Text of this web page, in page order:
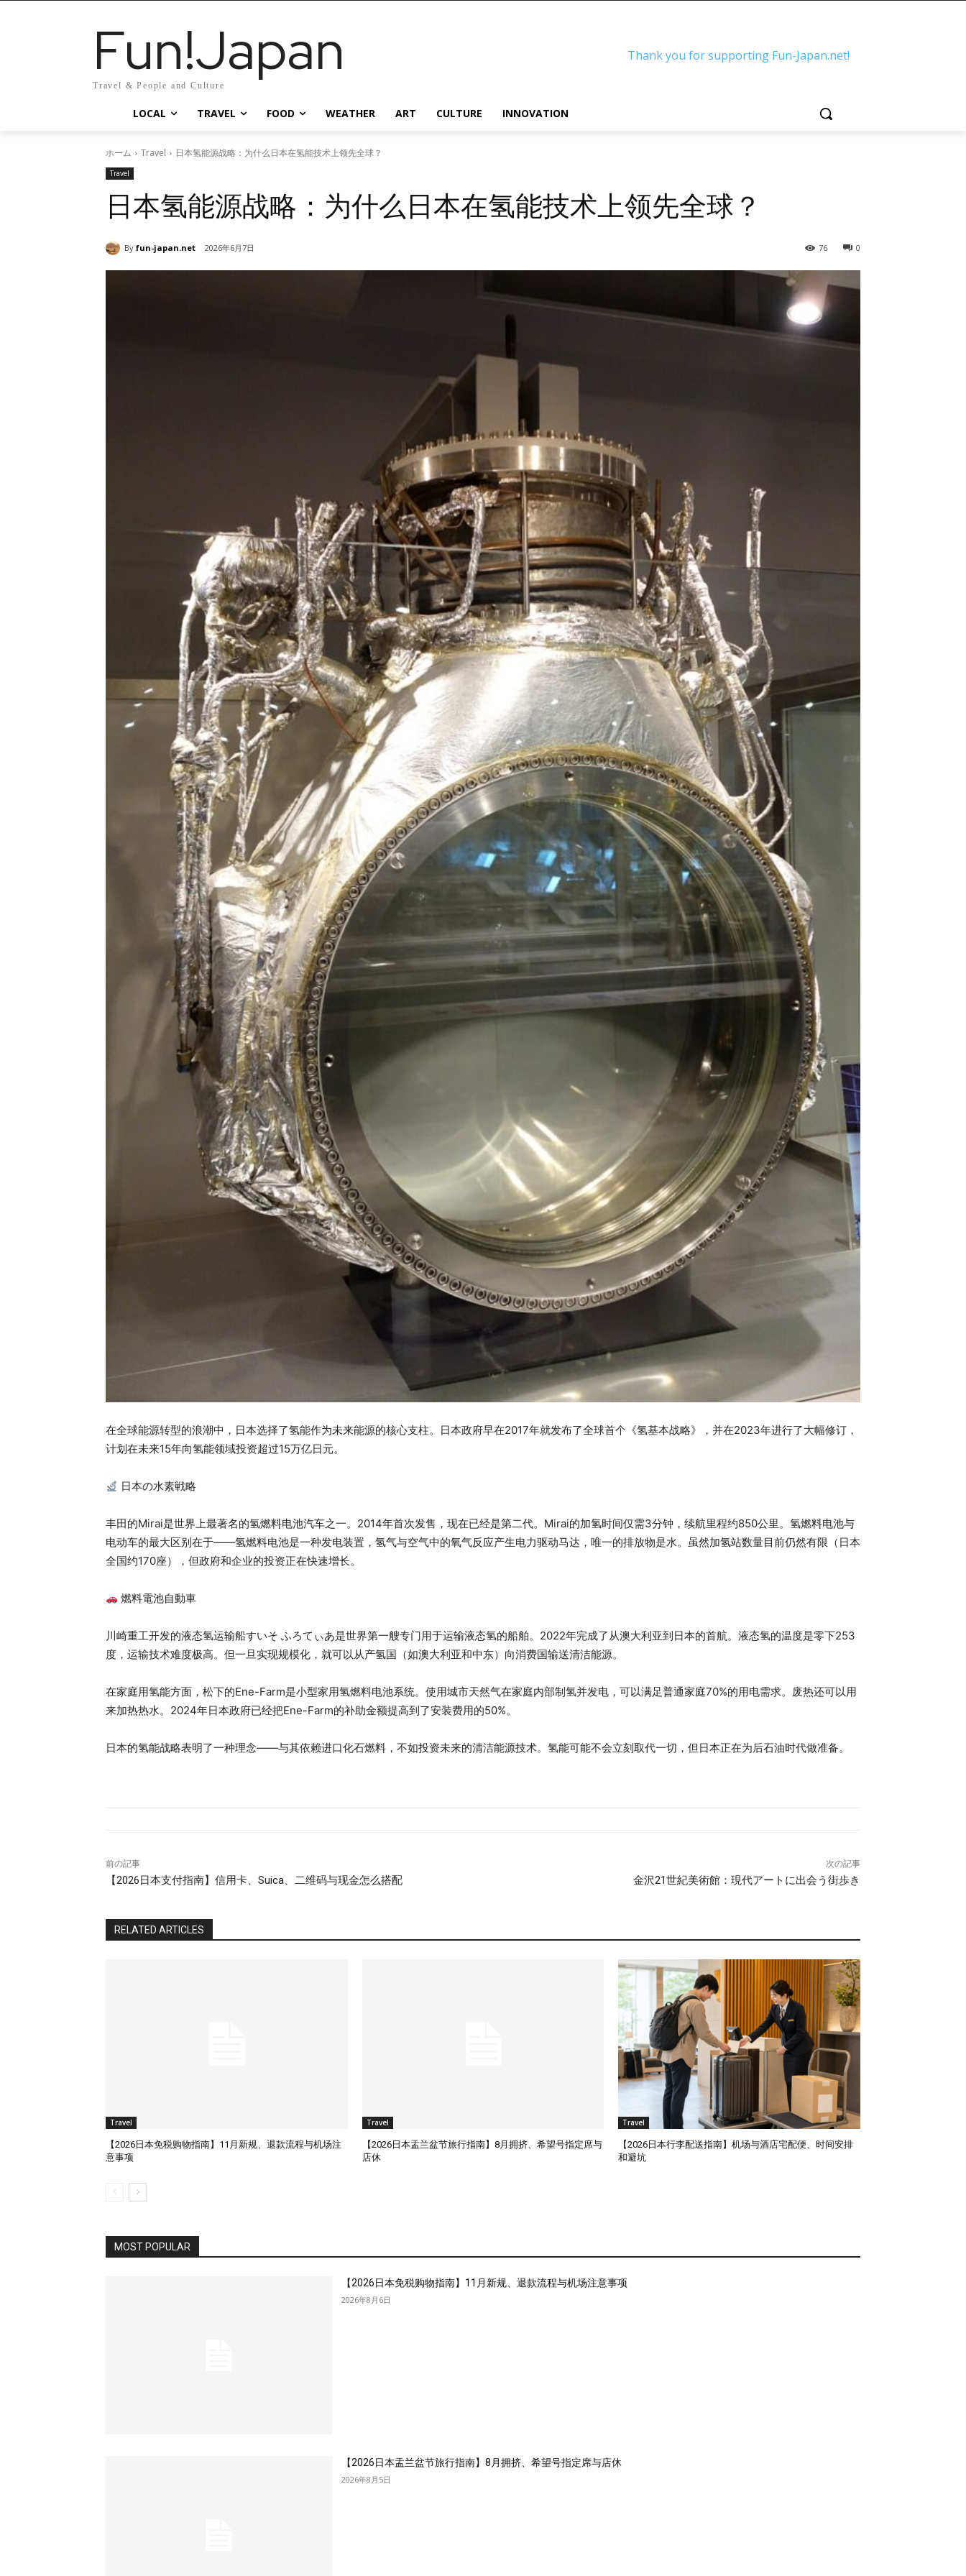
Fun!Japan
Travel & People and Culture
Thank you for supporting Fun-Japan.net!
LOCAL TRAVEL FOOD WEATHER ART CULTURE INNOVATION
ホーム Travel 日本氢能源战略：为什么日本在氢能技术上领先全球？
Travel
日本氢能源战略：为什么日本在氢能技术上领先全球？
By fun-japan.net 2026年6月7日 0
76
在全球能源转型的浪潮中，日本选择了氢能作为未来能源的核心支柱。日本政府早在2017年就发布了全球首个《氢基本战略》，并在2023年进行了大幅修订，
计划在未来15年向氢能领域投资超过15万亿日元。
日本の水素戦略
丰田的Mirai是世界上最著名的氢燃料电池汽车之一。2014年首次发售，现在已经是第二代。Mirai的加氢时间仅需3分钟，续航里程约850公里。氢燃料电池与
电动车的最大区别在于——氢燃料电池是一种发电装置，氢气与空气中的氧气反应产生电力驱动马达，唯一的排放物是水。虽然加氢站数量目前仍然有限（日本
全国约170座），但政府和企业的投资正在快速增长。
燃料電池自動車
川崎重工开发的液态氢运输船すいそ ふろてぃあ是世界第一艘专门用于运输液态氢的船舶。2022年完成了从澳大利亚到日本的首航。液态氢的温度是零下253
度，运输技术难度极高。但一旦实现规模化，就可以从产氢国（如澳大利亚和中东）向消费国输送清洁能源。
在家庭用氢能方面，松下的Ene-Farm是小型家用氢燃料电池系统。使用城市天然气在家庭内部制氢并发电，可以满足普通家庭70%的用电需求。废热还可以用
来加热热水。2024年日本政府已经把Ene-Farm的补助金额提高到了安装费用的50%。
日本的氢能战略表明了一种理念——与其依赖进口化石燃料，不如投资未来的清洁能源技术。氢能可能不会立刻取代一切，但日本正在为后石油时代做准备。
前の記事
【2026日本支付指南】信用卡、Suica、二维码与现金怎么搭配
次の記事
金沢21世紀美術館：現代アートに出会う街歩き
RELATED ARTICLES
Travel
【2026日本免税购物指南】11月新规、退款流程与机场注
意事项
Travel
【2026日本盂兰盆节旅行指南】8月拥挤、希望号指定席与
店休
Travel
【2026日本行李配送指南】机场与酒店宅配便、时间安排
和避坑
MOST POPULAR
【2026日本免税购物指南】11月新规、退款流程与机场注意事项
2026年8月6日
【2026日本盂兰盆节旅行指南】8月拥挤、希望号指定席与店休
2026年8月5日